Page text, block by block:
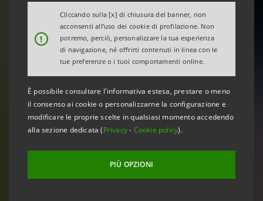
!
Cliccando sulla [x] di chiusura del banner, non
acconsenti all’uso dei cookie di profilazione. Non
potremo, perciò, personalizzare la tua esperienza
di navigazione, né offrirti contenuti in linea con le
tue preferenze o i tuoi comportamenti online.
È possibile consultare l'informativa estesa, prestare o meno
il consenso ai cookie o personalizzarne la configurazione e
modificare le proprie scelte in qualsiasi momento accedendo
alla sezione dedicata (Privacy- Cookie policy).
PIÙ OPZIONI
«Chora Volume 3»:
il Festival dell'ascolto,
delle voci, delle storie